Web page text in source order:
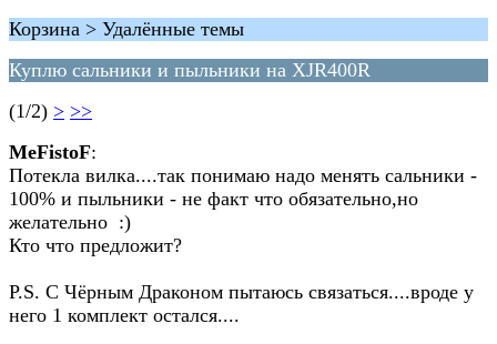
Корзина > Удалённые темы
Куплю сальники и пыльники на XJR400R
(1/2) > >>
MeFistoF:
Потекла вилка....так понимаю надо менять сальники -
100% и пыльники - не факт что обязательно,но
желательно :)
Кто что предложит?
P.S. С Чёрным Драконом пытаюсь связаться....вроде у
него 1 комплект остался....